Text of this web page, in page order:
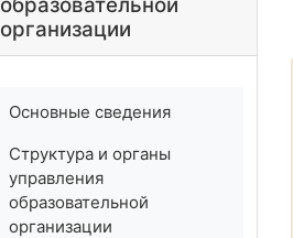
организации
Основные сведения
Структура и органы
управления
образовательной
организации